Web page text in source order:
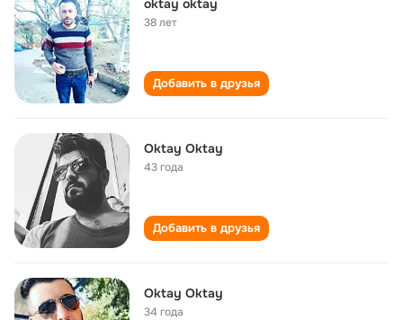
oktay oktay
38 лет
Добавить в друзья
Oktay Oktay
43 года
Добавить в друзья
Oktay Oktay
34 года